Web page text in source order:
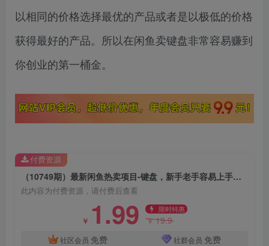
以相同的价格选择最优的产品或者是以极低的价格
获得最好的产品。所以在闲鱼卖键盘非常容易赚到
你创业的第一桶金。
（10749期）最新闲鱼热卖项目-键盘，新手老手容易上手，日入过千，月入过万，赚钱…
此内容为付费资源，请付费后查看
￥ 1.99 限时特惠
￥19.9
社区会员 免费 社群会员 免费
付费资源